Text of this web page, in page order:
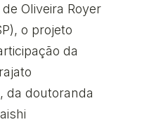
Oliveira Royer
o projeto
da
da doutoranda